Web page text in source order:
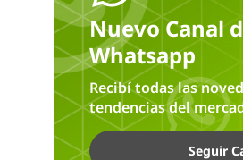
Nuevo Canal
Whatsapp
Recibí todas las
tendencias del
Seguir